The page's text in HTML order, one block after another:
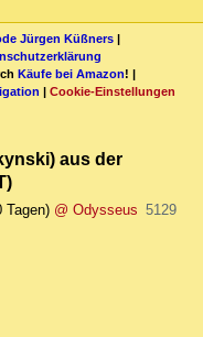
Jürgen Küßners |
Käufe bei Amazon! |
| Cookie-Einstellungen
aus der
Tagen) @ Odysseus 5129